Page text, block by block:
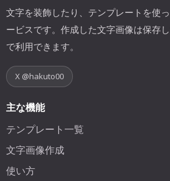
文字を装飾したり、テンプレートを使
ービスです。作成した文字画像は保存
で利用できます。
X @hakuto00
主な機能
テンプレート一覧
文字画像作成
使い方